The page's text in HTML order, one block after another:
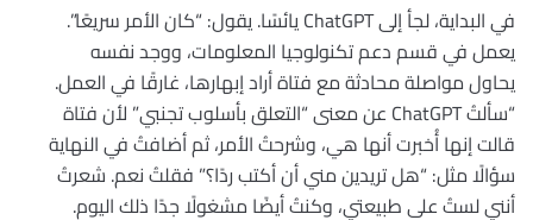
في البداية، لجأ إلى ChatGPT يائسًا. يقول: “كان الأمر سريعًا”.
يعمل في قسم دعم تكنولوجيا المعلومات، ووجد نفسه
يحاول مواصلة محادثة مع فتاة أراد إبهارها، غارقًا في العمل.
“سألتُ ChatGPT عن معنى “التعلق بأسلوب تجنبي” لأن فتاة
قالت إنها أُخبرت أنها هي، وشرحتُ الأمر، ثم أضافتُ في النهاية
سؤالًا مثل: “هل تريدين مني أن أكتب ردًا؟” فقلتُ نعم. شعرتُ
أنني لستُ على طبيعتي، وكنتُ أيضًا مشغولًا جدًا ذلك اليوم.